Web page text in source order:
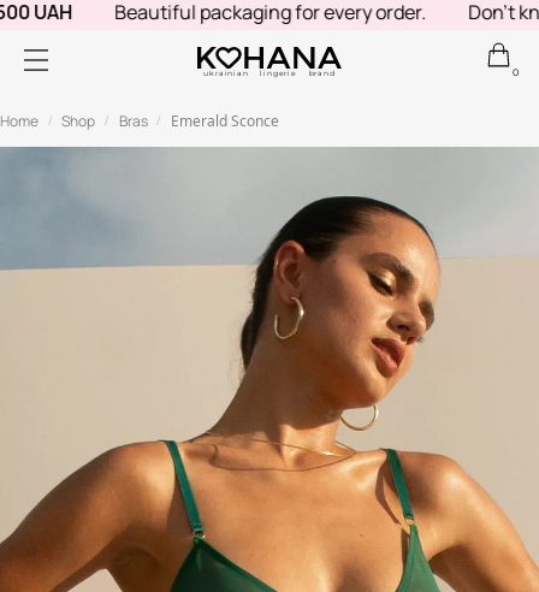
UAH Beautiful packaging for every order. Don't
ukrainian lingerie brand 0
Home / Shop / Bras / Emerald Sconce